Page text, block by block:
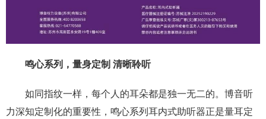
鸣心系列，量身定制 清晰聆听
如同指纹一样，每个人的耳朵都是独一无二的。博音听
力深知定制化的重要性，鸣心系列耳内式助听器正是量耳定